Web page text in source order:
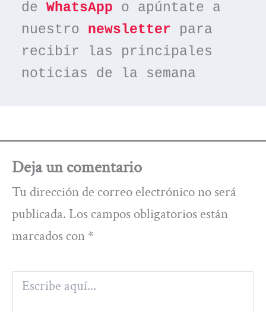
de WhatsApp o apúntate a
nuestro newsletter para
recibir las principales
noticias de la semana
Deja un comentario
Tu dirección de correo electrónico no será
publicada. Los campos obligatorios están
marcados con *
Escribe
aquí...